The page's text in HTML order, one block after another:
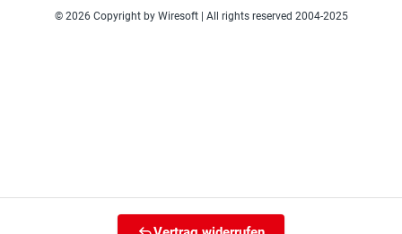
© 2026 Copyright by Wiresoft | All rights reserved 2004-2025